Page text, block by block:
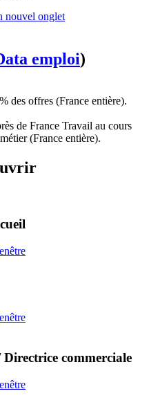
nouvel onglet
emploi)
des offres (France entière).
de France Travail au cours
(France entière).
commerciale